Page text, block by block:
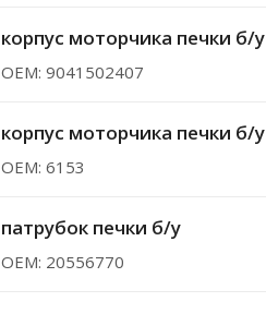
корпус моторчика печки б/у
ОЕМ: 9041502407
корпус моторчика печки б/у
ОЕМ: 6153
патрубок печки б/у
ОЕМ: 20556770